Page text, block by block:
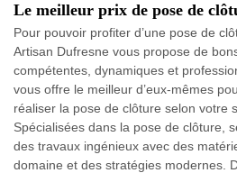
Le meilleur prix de pose de
Pour pouvoir profiter d’une pose de
Artisan Dufresne vous propose de
compétentes, dynamiques et
vous offre le meilleur d’eux-mêmes
réaliser la pose de clôture selon votre
Spécialisées dans la pose de clôture,
des travaux ingénieux avec des
domaine et des stratégies modernes.